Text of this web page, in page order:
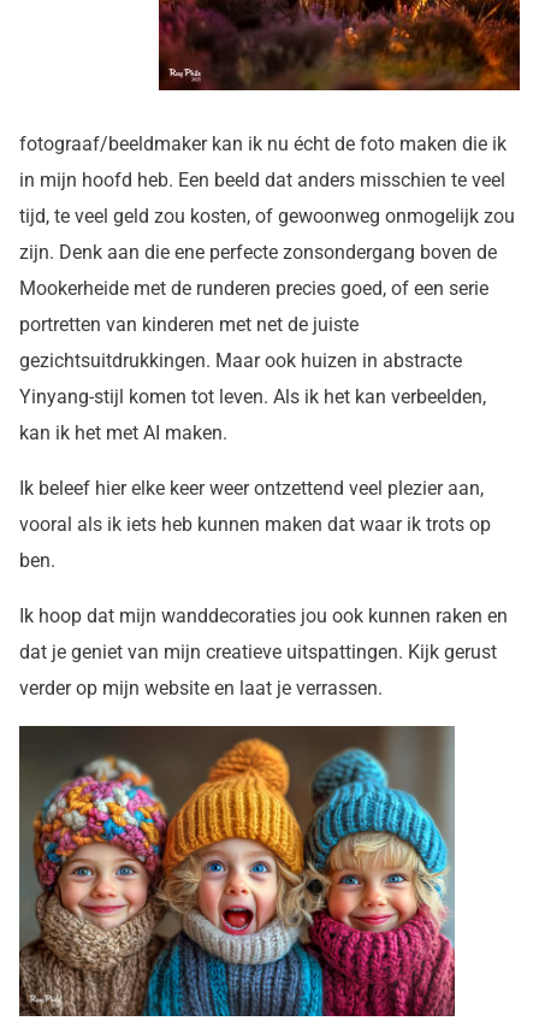
fotograaf/beeldmaker kan ik nu écht de foto maken die ik
in mijn hoofd heb. Een beeld dat anders misschien te veel
tijd, te veel geld zou kosten, of gewoonweg onmogelijk zou
zijn. Denk aan die ene perfecte zonsondergang boven de
Mookerheide met de runderen precies goed, of een serie
portretten van kinderen met net de juiste
gezichtsuitdrukkingen. Maar ook huizen in abstracte
Yinyang-stijl komen tot leven. Als ik het kan verbeelden,
kan ik het met AI maken.
Ik beleef hier elke keer weer ontzettend veel plezier aan,
vooral als ik iets heb kunnen maken dat waar ik trots op
ben.
Ik hoop dat mijn wanddecoraties jou ook kunnen raken en
dat je geniet van mijn creatieve uitspattingen. Kijk gerust
verder op mijn website en laat je verrassen.